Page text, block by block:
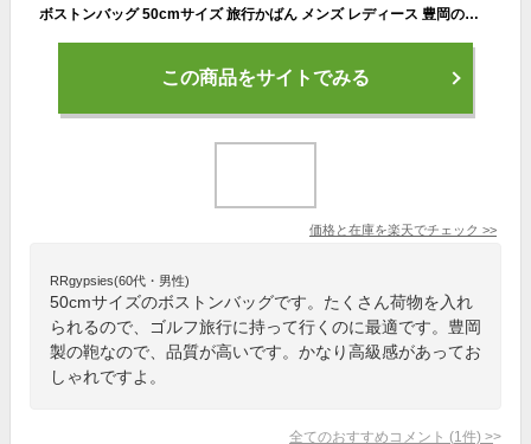
ボストンバッグ 50cmサイズ 旅行かばん メンズ レディース 豊岡の鞄 日本製 送料無料 【QSM-140】【C20】
この商品をサイトでみる
価格と在庫を楽天でチェック >>
RRgypsies(60代・男性)
50cmサイズのボストンバッグです。たくさん荷物を入れ
られるので、ゴルフ旅行に持って行くのに最適です。豊岡
製の鞄なので、品質が高いです。かなり高級感があってお
しゃれですよ。
全てのおすすめコメント (1 件) >